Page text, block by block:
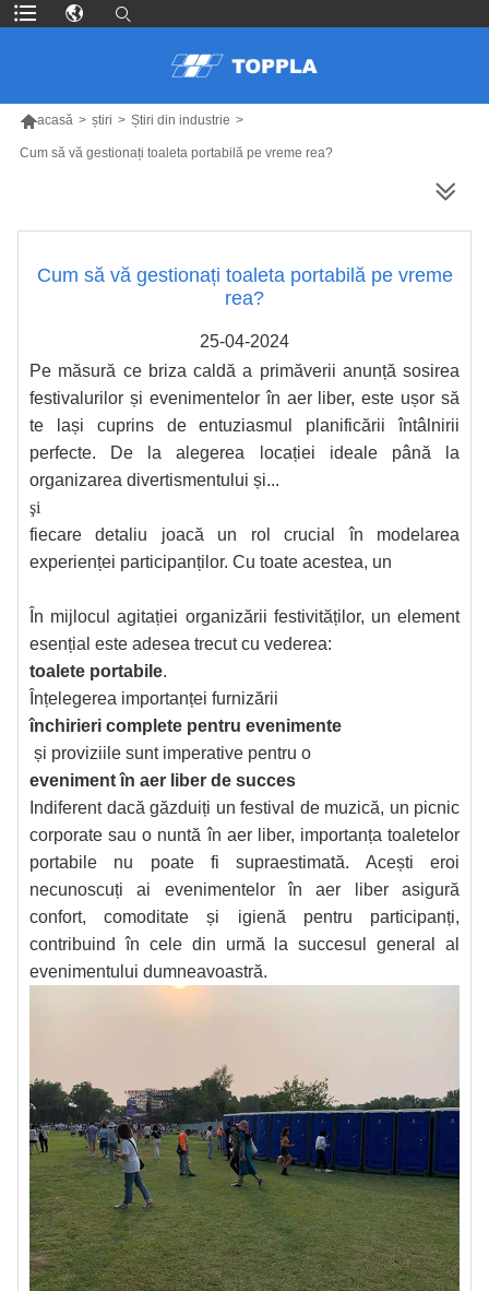
acasă > știri > Știri din industrie >
Cum să vă gestionați toaleta portabilă pe vreme rea?
Cum să vă gestionați toaleta portabilă pe vreme
rea?
25-04-2024
Pe măsură ce briza caldă a primăverii anunță sosirea
festivalurilor și evenimentelor în aer liber, este ușor să
te lași cuprins de entuziasmul planificării întâlnirii
perfecte. De la alegerea locației ideale până la
organizarea divertismentului și...
şi
fiecare detaliu joacă un rol crucial în modelarea
experienței participanților. Cu toate acestea, un
În mijlocul agitației organizării festivităților, un element
esențial este adesea trecut cu vederea:
toalete portabile.
Înțelegerea importanței furnizării
închirieri complete pentru evenimente
și proviziile sunt imperative pentru o
eveniment în aer liber de succes
Indiferent dacă găzduiți un festival de muzică, un picnic
corporate sau o nuntă în aer liber, importanța toaletelor
portabile nu poate fi supraestimată. Acești eroi
necunoscuți ai evenimentelor în aer liber asigură
confort, comoditate și igienă pentru participanți,
contribuind în cele din urmă la succesul general al
evenimentului dumneavoastră.